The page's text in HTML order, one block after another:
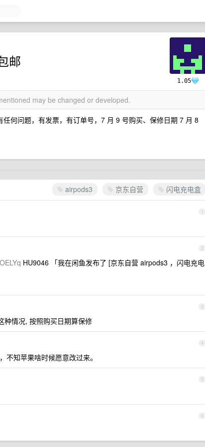
1.05
邮
may be changed or developed.
何问题，有发票，有订单号，7 月 9 号购买、保修日期 7 月 8
airpods3 京东自营 闪电充电盒
1
2
HU9046 「我在闲鱼发布了 [京东自营 airpods3 ，闪电充电
3
种情况, 按照购买日期算保修
4
不知苹果啥时候愿意改过来。
5
6